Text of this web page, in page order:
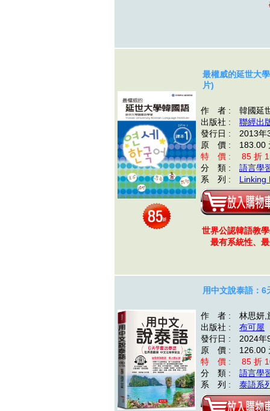
最權威的延世大
片)
作 者 : 韓國延世
出版社 : 聯經出
發行日 : 2013年
原 價 : 183.00
特 價 : 85 折
分 類 : 語言學
系 列 : Linking
世界公認韓語教
最有系統性、
用中文說泰語：
作 者 : 林思妍,
出版社 : 布可屋
發行日 : 2024年
原 價 : 126.00
特 價 : 85 折
分 類 : 語言學
系 列 : 泰語系